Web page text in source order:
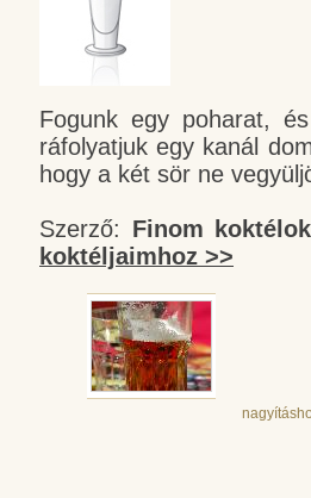
Fogunk egy poharat,
ráfolyatjuk egy kanál
hogy a két sör ne
Szerző: Finom koktélok
koktéljaimhoz >>